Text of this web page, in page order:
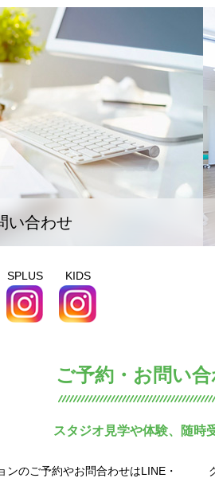
い合わせ
SPLUS KIDS
ご予約・お問い
スタジオ見学や体験、随時
ンのご予約やお問合わせはLINE・